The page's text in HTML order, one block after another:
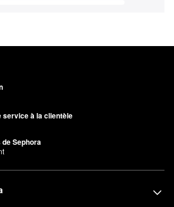
service à la clientèle
Sephora